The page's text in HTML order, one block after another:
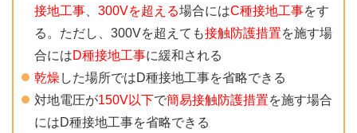
接地工事 、300Vを超える場合にはC種接地工事をす
る。ただし、300Vを超えても接触防護措置を施す場
合にはD種接地工事に緩和される
乾燥 した場所ではD種接地工事を省略できる
対地電圧が150V以下で簡易接触防護措置を施す場合
にはD種接地工事を省略できる